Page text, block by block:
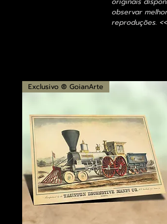
observar
reproduções. <<
Exclusivo ® GoianArte